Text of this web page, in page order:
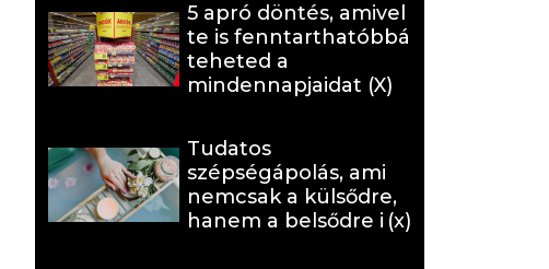
5 apró döntés, amivel
te is fenntarthatóbbá
teheted a
mindennapjaidat (X)
Tudatos
szépségápolás, ami
nemcsak a külsődre,
hanem a belsődre is